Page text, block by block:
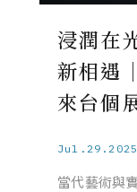
浸潤在
新相遇
來台個
Jul.29.2025
當代藝術與